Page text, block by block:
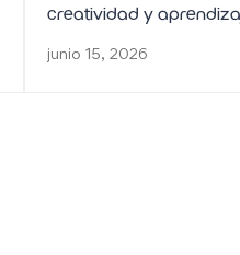
creatividad y
en FP de Panadería y
junio 15, 2026